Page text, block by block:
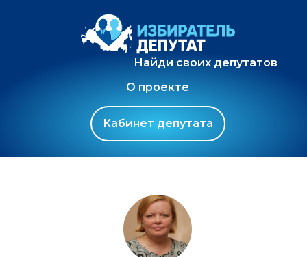
Найди своих депутатов
О проекте
Кабинет депутата